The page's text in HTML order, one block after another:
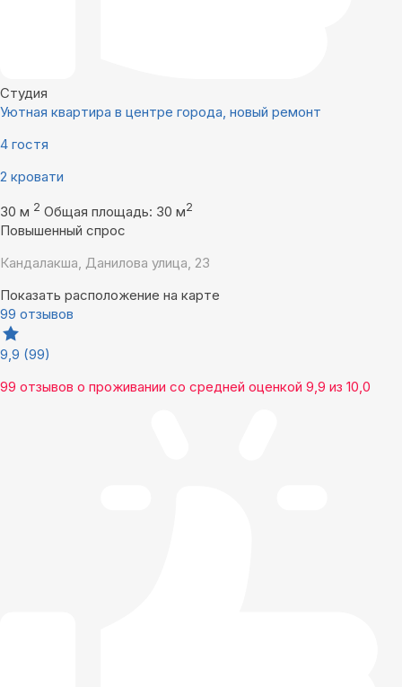
Студия
Уютная квартира в центре города, новый ремонт
4 гостя
2 кровати
30 м 2 Общая площадь: 30 м2
Повышенный спрос
Кандалакша, Данилова улица, 23
Показать расположение на карте
99 отзывов
9,9 (99)
99 отзывов о проживании со средней оценкой 9,9 из 10,0